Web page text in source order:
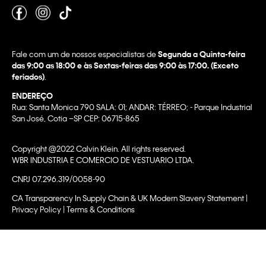
Fale com um de nossos especialistas deSegunda a Quinta-feira
das 9:00 as 18:00 e às Sextas-feiras das 9:00 às 17:00. (Exceto
feriados)
ENDEREÇO
Rua: Santa Monica 790 SALA: 01; ANDAR: TÉRREO; - Parque Industrial
San José, Cotia –SP CEP: 06715-865
Copyright @2022 Calvin Klein. All rights reserved.
WBR INDUSTRIA E COMERCIO DE VESTUARIO LTDA.
CNPJ 07.296.319/0058-90
CA Transparency In Supply Chain & UK Modern Slavery Statement |
Privacy Policy | Terms & Conditions